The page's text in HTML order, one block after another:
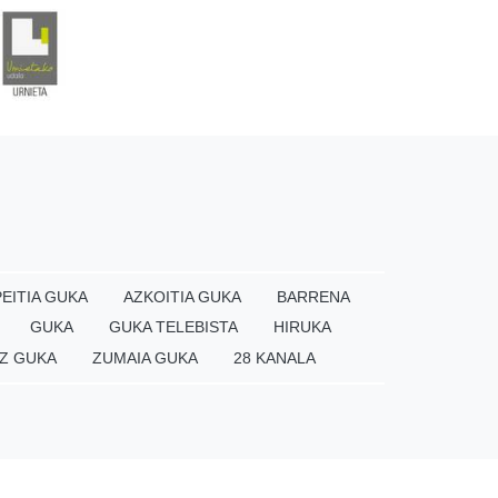
GUKA AZKOITIA GUKA
BARRENA
GUKA
GUKA TELEBISTA
HIRUKA
GUKA
ZUMAIA GUKA 28 KANALA